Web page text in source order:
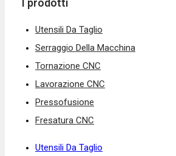
I prodotti
Utensili Da Taglio
Serraggio Della Macchina
Tornazione CNC
Lavorazione CNC
Pressofusione
Fresatura CNC
Utensili Da Taglio